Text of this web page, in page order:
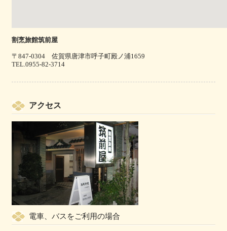
割烹旅館筑前屋
〒847-0304 佐賀県唐津市呼子町殿ノ浦1659
TEL.0955-82-3714
アクセス
電車、バスをご利用の場合